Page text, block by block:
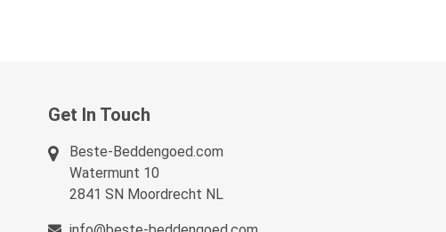
Get In Touch
Beste-Beddengoed.com
Watermunt 10
2841 SN Moordrecht NL